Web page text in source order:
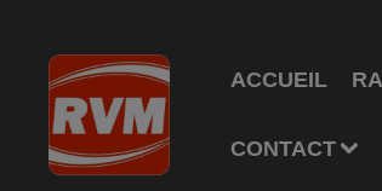
ACCUEIL
CONTACT